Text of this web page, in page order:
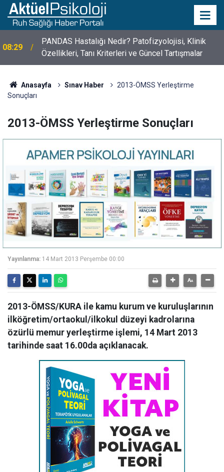
10:30
10 Mayıs Psikologlar Günü Nasıl Ortaya Çıktı? 10
Mayıs Tarihinin Hikayesi
Anasayfa Sınav Haber
2013-ÖMSS Yerleştirme
Sonuçları
2013-ÖMSS Yerleştirme Sonuçları
Yayınlanma: 14 Mart 2013 Perşembe 00:00
2013-ÖMSS/KURA ile kamu kurum ve kuruluşlarının
ilköğretim/ortaokul/ilkokul düzeyi kadrolarına
özürlü memur yerleştirme işlemi, 14 Mart 2013
tarihinde saat 16.00da açıklanacak.